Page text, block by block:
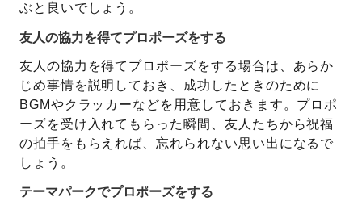
ぶと良いでしょう。
友人の協力を得てプロポーズをする
友人の協力を得てプロポーズをする場合は、あらか
じめ事情を説明しておき、成功したときのために
BGMやクラッカーなどを用意しておきます。プロポ
ーズを受け入れてもらった瞬間、友人たちから祝福
の拍手をもらえれば、忘れられない思い出になるで
しょう。
テーマパークでプロポーズをする